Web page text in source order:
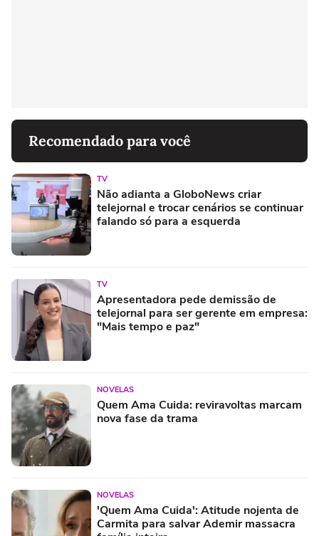
Recomendado para você
TV
Não adianta a GloboNews criar
telejornal e trocar cenários se continuar
falando só para a esquerda
TV
Apresentadora pede demissão de
telejornal para ser gerente em empresa:
"Mais tempo e paz"
NOVELAS
Quem Ama Cuida: reviravoltas marcam
nova fase da trama
NOVELAS
'Quem Ama Cuida': Atitude nojenta de
Carmita para salvar Ademir massacra